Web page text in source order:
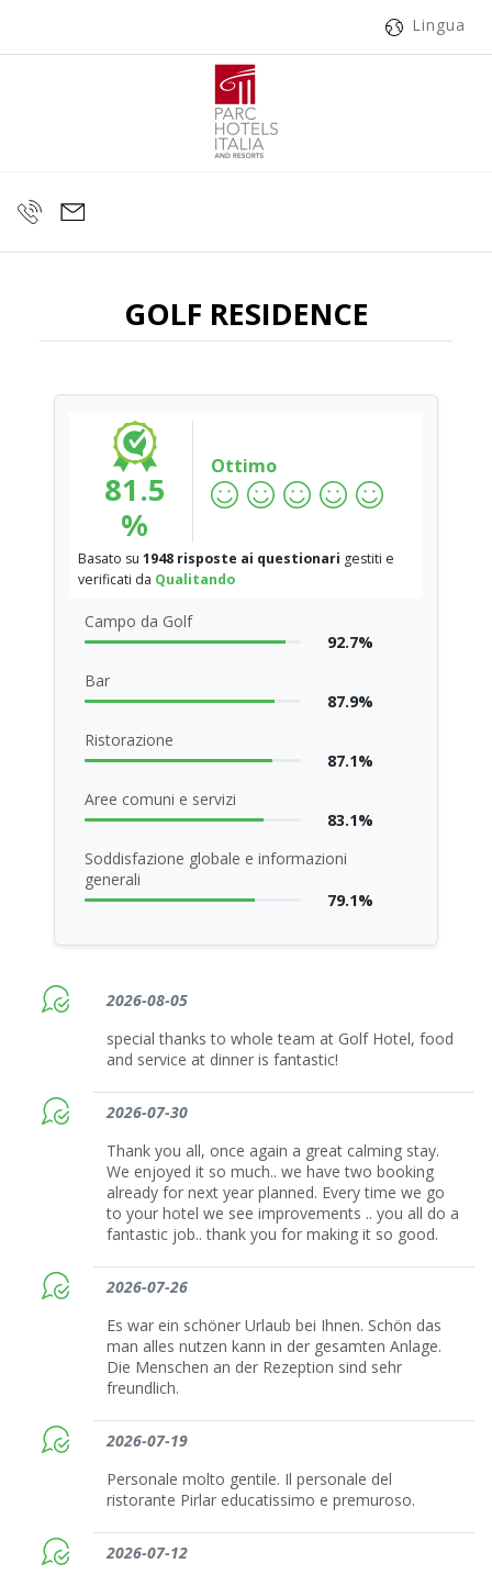
Lingua
GOLF RESIDENCE
2026-08-05
special thanks to whole team at Golf Hotel, food
and service at dinner is fantastic!
2026-07-30
Thank you all, once again a great calming stay.
We enjoyed it so much.. we have two booking
already for next year planned. Every time we go
to your hotel we see improvements .. you all do a
fantastic job.. thank you for making it so good.
2026-07-26
Es war ein schöner Urlaub bei Ihnen. Schön das
man alles nutzen kann in der gesamten Anlage.
Die Menschen an der Rezeption sind sehr
freundlich.
2026-07-19
Personale molto gentile. Il personale del
ristorante Pirlar educatissimo e premuroso.
2026-07-12
81.5
%
Ottimo
Basato su 1948 risposte ai questionari gestiti e
verificati da Qualitando
Campo da Golf
92.7%
Bar
87.9%
Ristorazione
87.1%
Aree comuni e servizi
83.1%
Soddisfazione globale e informazioni
generali
79.1%